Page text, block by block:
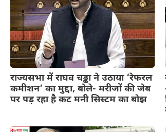
राज्यसभा में राघव चड्ढा ने उठाया ‘रेफरल
कमीशन’ का मुद्दा, बोले- मरीजों की जेब
पर पड़ रहा है कट मनी सिस्टम का बोझ